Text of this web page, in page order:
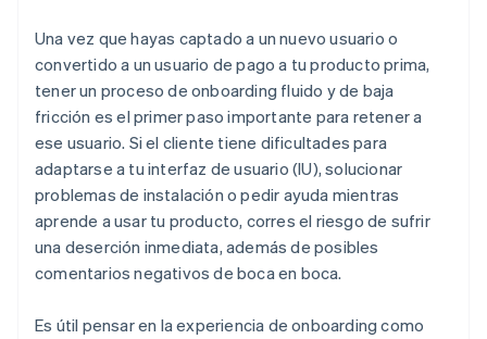
Una vez que hayas captado a un nuevo usuario o
convertido a un usuario de pago a tu producto prima,
tener un proceso de onboarding fluido y de baja
fricción es el primer paso importante para retener a
ese usuario. Si el cliente tiene dificultades para
adaptarse a tu interfaz de usuario (IU), solucionar
problemas de instalación o pedir ayuda mientras
aprende a usar tu producto, corres el riesgo de sufrir
una deserción inmediata, además de posibles
comentarios negativos de boca en boca.
Es útil pensar en la experiencia de onboarding como